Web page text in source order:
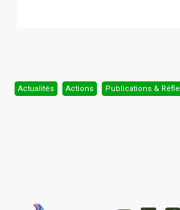
Actualités Actions Publications &